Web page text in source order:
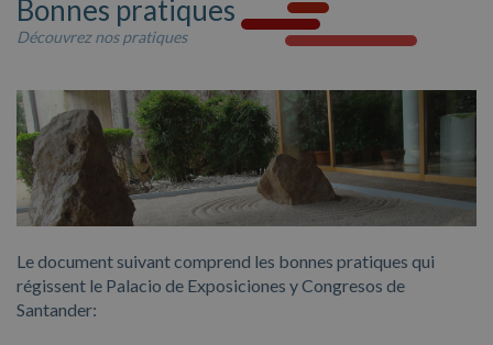
Présentation de candidatures
Documentation
Profil du contractant
Événements
Vestibule
Autres espaces
Galerie photos
Bonnes pratiques
Découvrez nos pratiques
Le document suivant comprend les bonnes pratiques qui
régissent le Palacio de Exposiciones y Congresos de
Santander: